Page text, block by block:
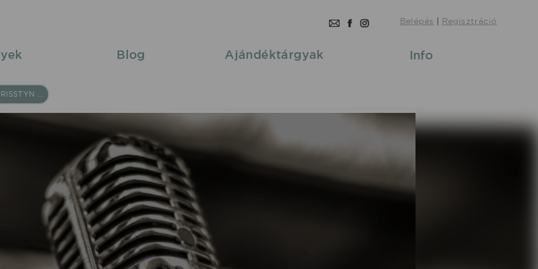
Belépés | Regisztráció
Blog Ajándéktárgyak Info
DJ DEKA & MISS CHRISSTYN 2025/08/09 20:00 Nagytálya Falunap fellépés